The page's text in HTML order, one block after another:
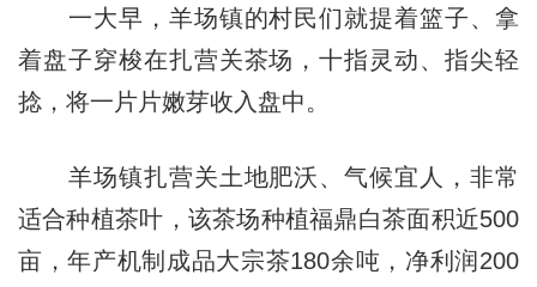
一大早，羊场镇的村民们就提着篮子、拿
着盘子穿梭在扎营关茶场，十指灵动、指尖轻
捻，将一片片嫩芽收入盘中。
羊场镇扎营关土地肥沃、气候宜人，非常
适合种植茶叶，该茶场种植福鼎白茶面积近500
亩，年产机制成品大宗茶180余吨，净利润200